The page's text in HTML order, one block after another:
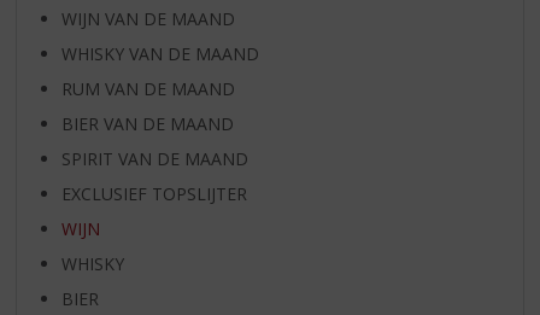
WIJN VAN DE MAAND
WHISKY VAN DE MAAND
RUM VAN DE MAAND
BIER VAN DE MAAND
SPIRIT VAN DE MAAND
EXCLUSIEF TOPSLIJTER
WIJN
WHISKY
BIER